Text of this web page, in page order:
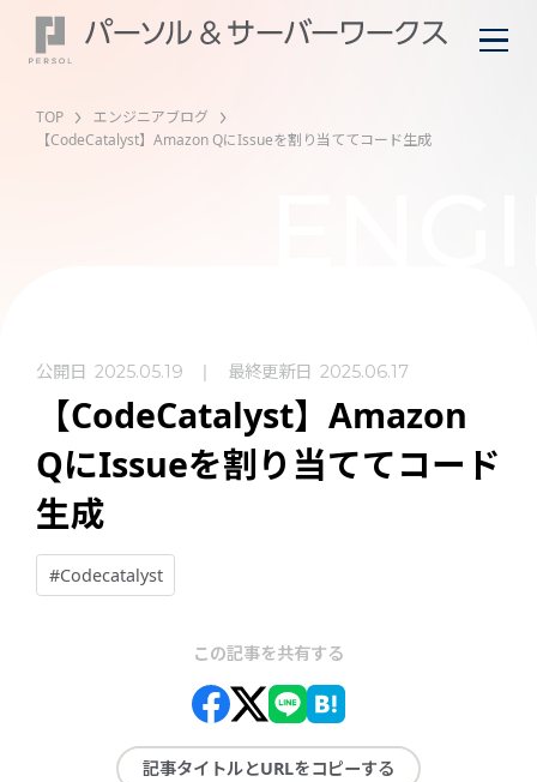
TOP
エンジニアブログ
【CodeCatalyst】Amazon QにIssueを割り当ててコード生成
公開日 2025.05.19 最終更新日 2025.06.17
【CodeCatalyst】Amazon
QにIssueを割り当ててコード
生成
#Codecatalyst
この記事を共有する
記事タイトルとURLをコピーする